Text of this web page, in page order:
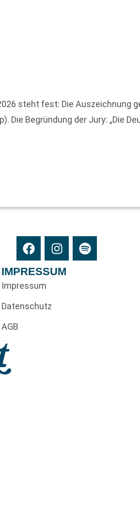
steht fest: Die Auszeichnung
Die Begründung der Jury: „Die
IMPRESSUM
Impressum
Datenschutz
AGB